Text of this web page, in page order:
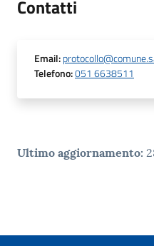
Contatti
Email:
Telefono:051 6638511
Ultimo aggiornamento: